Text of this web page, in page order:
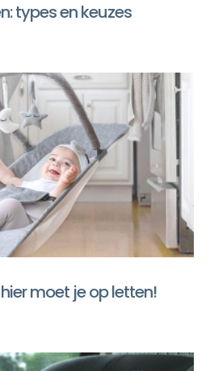
types en keuzes
moet je op letten!